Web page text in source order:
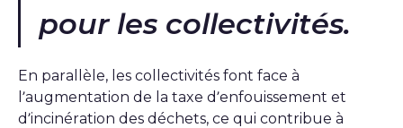
pour les collectivités.
En parallèle, les collectivités font face à
l’augmentation de la taxe d’enfouissement et
d’incinération des déchets, ce qui contribue à